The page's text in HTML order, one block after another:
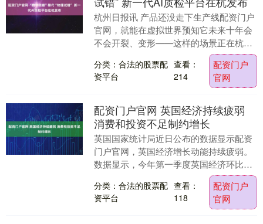
杭州日报讯 产品还没走下生产线配资门户
官网，就能在虚拟世界预知它未来十年会
不会开裂、变形——这样的场景正在杭州
成为现实。 日前，工业科技企业浙江远算
科技有限公司....
分类：合法的股票配
资平台
查看：
214
配资门户
官网
配资门户官网 英国经济持续疲弱
消费和投资不足制约增长
英国国家统计局近日公布的数据显示配资
门户官网，英国经济增长动能持续疲弱。
数据显示，今年第一季度英国经济环比增
长０．７％，第二季度经济增速放慢至
０．３％。此外，第....
分类：合法的股票配
资平台
查看：
118
配资门户
官网